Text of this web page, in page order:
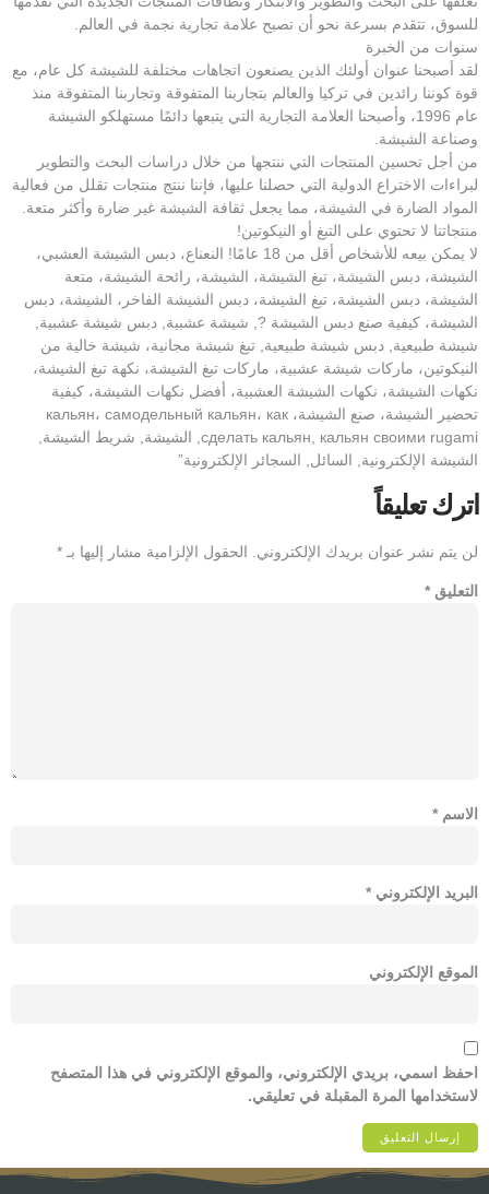
للسوق، تتقدم بسرعة نحو أن تصبح علامة تجارية نجمة في العالم.
سنوات من الخبرة
لقد أصبحنا عنوان أولئك الذين يصنعون اتجاهات مختلفة للشيشة كل عام، مع
قوة كوننا رائدين في تركيا والعالم بتجاربنا المتفوقة وتجاربنا المتفوقة منذ
عام 1996، وأصبحنا العلامة التجارية التي يتبعها دائمًا مستهلكو الشيشة
وصناعة الشيشة.
من أجل تحسين المنتجات التي ننتجها من خلال دراسات البحث والتطوير
لبراءات الاختراع الدولية التي حصلنا عليها، فإننا ننتج منتجات تقلل من فعالية
المواد الضارة في الشيشة، مما يجعل ثقافة الشيشة غير ضارة وأكثر متعة.
منتجاتنا لا تحتوي على التبغ أو النيكوتين!
لا يمكن بيعه للأشخاص أقل من 18 عامًا! النعناع، دبس الشيشة العشبي،
الشيشة، دبس الشيشة، تبغ الشيشة، الشيشة، رائحة الشيشة، متعة
الشيشة، دبس الشيشة، تبغ الشيشة، دبس الشيشة الفاخر، الشيشة، دبس
الشيشة، كيفية صنع دبس الشيشة ?, شيشة عشبية, دبس شيشة عشبية,
شيشة طبيعية, دبس شيشة طبيعية, تبغ شيشة مجانية، شيشة خالية من
النيكوتين، ماركات شيشة عشبية، ماركات تبغ الشيشة، نكهة تبغ الشيشة،
نكهات الشيشة، نكهات الشيشة العشبية، أفضل نكهات الشيشة، كيفية
تحضير الشيشة، صنع الشيشة، кальян، самодельный кальян، как
сделать кальян, кальян своими rugami, الشيشة, شريط الشيشة,
الشيشة الإلكترونية, السائل, السجائر الإلكترونية”
اترك تعليقاً
لن يتم نشر عنوان بريدك الإلكتروني. الحقول الإلزامية مشار إليها بـ *
التعليق *
الاسم *
البريد الإلكتروني *
الموقع الإلكتروني
احفظ اسمي، بريدي الإلكتروني، والموقع الإلكتروني في هذا المتصفح
لاستخدامها المرة المقبلة في تعليقي.